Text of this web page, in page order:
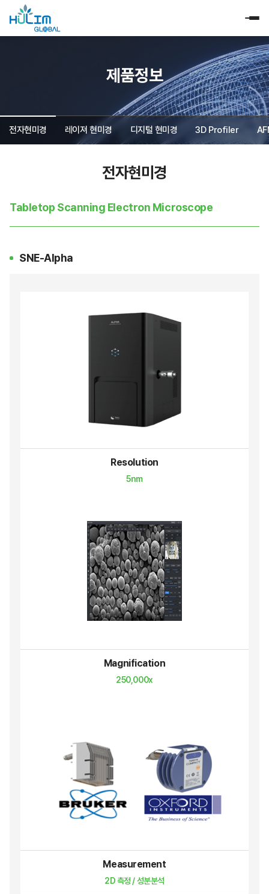
제품정보
전자현미경 레이져 현미경 디지털 현미경 3D Profiler
전자현미경
Tabletop Scanning Electron Microscope
SNE-Alpha
Resolution
5nm
Magnification
250,000x
Measurement
2D 측정 / 성분분석